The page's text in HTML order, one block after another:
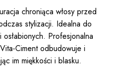
chroniąca włosy przed
stylizacji. Idealna do
Profesjonalna
Ciment odbudowuje i
im miękkości i blasku.